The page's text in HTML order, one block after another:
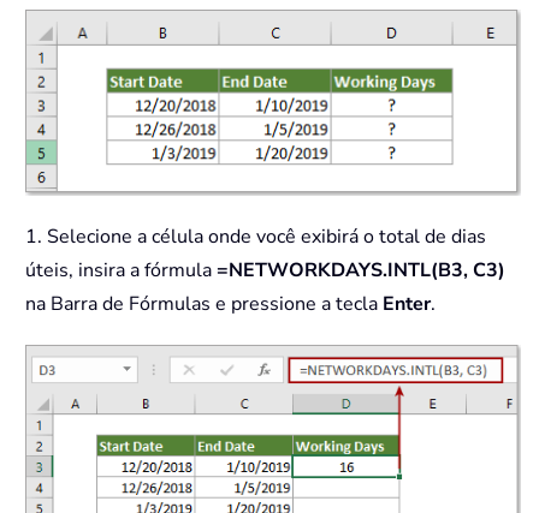
1. Selecione a célula onde você exibirá o total de dias
úteis, insira a fórmula=NETWORKDAYS.INTL(B3, C3)
na Barra de Fórmulas e pressione a tecla Enter.